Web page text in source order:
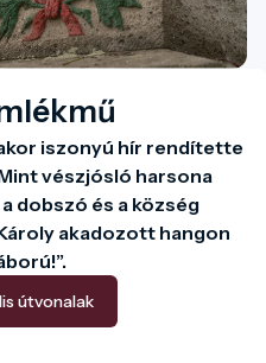
iszonyú hír rendítette
vészjósló harsona
dobszó és a község
akadozott hangon
útvonalak